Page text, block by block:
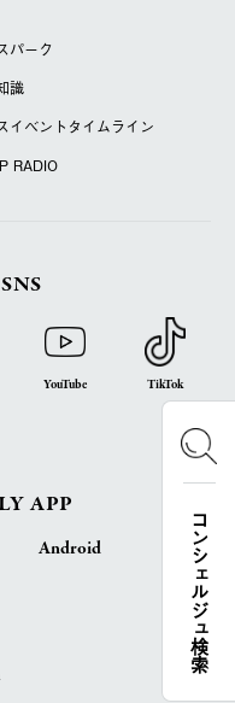
コンシェルジュ検索
パーク
識
イベントタイムライン
RADIO
YouTube TikTok
APP
Android